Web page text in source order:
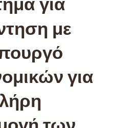
με
για